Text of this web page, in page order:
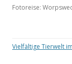
Fotoreise:
Vielfältige Tierwelt